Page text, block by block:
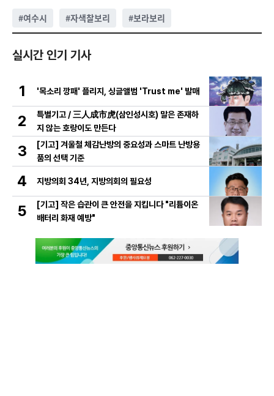
#여수시 #자색찰보리 #보라보리
실시간 인기 기사
1 '목소리 깡패' 플리지, 싱글앨범 'Trust me' 발매
2
특별기고 / 三人成市虎(삼인성시호) 말은 존재하
지 않는 호랑이도 만든다
3
[기고] 겨울철 체감난방의 중요성과 스마트 난방용
품의 선택 기준
4 지방의회 34년, 지방의회의 필요성
5
[기고] 작은 습관이 큰 안전을 지킵니다 "리튬이온
배터리 화재 예방"